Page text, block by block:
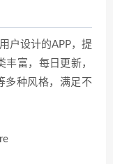
户设计的APP，提
富，每日更新，
多种风格，满足不